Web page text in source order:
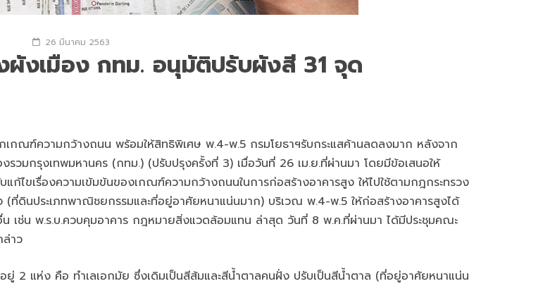
26 มีนาคม 2563
ผังเมือง กทม. อนุมัติปรับผังสี 31 จุด
กณฑ์ความกว้างถนน พร้อมให้สิทธิพิเศษ พ.4-พ.5 กรมโยธาฯรับกระแสค้านลดลงมาก หลังจาก
วมกรุงเทพมหานคร (กทม.) (ปรับปรุงครั้งที่ 3) เมื่อวันที่ 26 เม.ย.ที่ผ่านมา โดยมีข้อเสนอให้
ไขเรื่องความเข้มข้นของเกณฑ์ความกว้างถนนในการก่อสร้างอาคารสูง ให้ไปใช้ตามกฎกระทรวง
ที่ดินประเภทพาณิชยกรรมและที่อยู่อาศัยหนาแน่นมาก) บริเวณ พ.4-พ.5 ให้ก่อสร้างอาคารสูงได้
ช่น พ.ร.บ.ควบคุมอาคาร กฎหมายสิ่งแวดล้อมแทน ล่าสุด วันที่ 8 พ.ค.ที่ผ่านมา ได้มีประชุมคณะ
าว
ยู่ 2 แห่ง คือ ทำเลเอกมัย ซึ่งเดิมเป็นสีส้มและสีน้ำตาลคนฝั่ง ปรับเป็นสีน้ำตาล (ที่อยู่อาศัยหนาแน่น